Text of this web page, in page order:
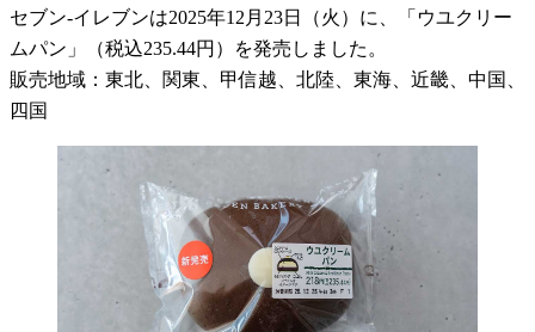
セブン-イレブンは2025年12月23日（火）に、「ウユクリー
ムパン」（税込235.44円）を発売しました。
販売地域：東北、関東、甲信越、北陸、東海、近畿、中国、
四国